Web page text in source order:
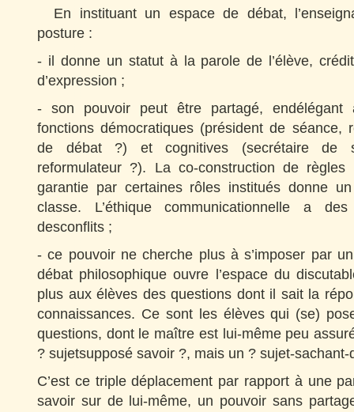
En instituant un espace de débat,
posture :
- il donne un statut à la parole de l’élève,
d’expression ;
- son pouvoir peut être partagé, endélégant
fonctions démocratiques (président de séance,
de débat ?) et cognitives (secrétaire de
reformulateur ?). La co-construction de règles
garantie par certaines rôles institués donne
classe. L’éthique communicationnelle a des
desconflits ;
- ce pouvoir ne cherche plus à s’imposer par
débat philosophique ouvre l’espace du
plus aux élèves des questions dont il sait la
connaissances. Ce sont les élèves qui (se)
questions, dont le maître est lui-même peu
? sujetsupposé savoir ?, mais un ? sujet-sachant-
C’est ce triple déplacement par rapport à une
savoir sur de lui-même, un pouvoir sans